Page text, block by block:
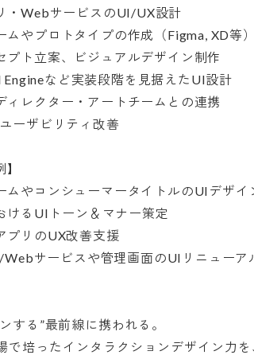
・WebサービスのUI/UX設計
ムやプロトタイプの作成（Figma, XD等）
プト立案、ビジュアルデザイン制作
Engineなど実装段階を見据えたUI設計
ィレクター・アートチームとの連携
ーザビリティ改善
ムやコンシューマータイトルのUIデザイ
けるUIトーン＆マナー策定
プリのUX改善支援
Webサービスや管理画面のUIリニューア
する”最前線に携われる。
培ったインタラクションデザイン力